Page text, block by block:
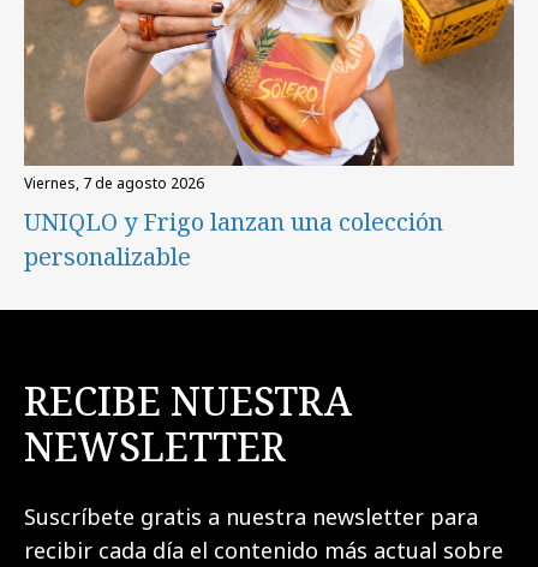
viernes, 7 de agosto 2026
UNIQLO y Frigo lanzan una colección
personalizable
RECIBE NUESTRA
NEWSLETTER
Suscríbete gratis a nuestra newsletter para
recibir cada día el contenido más actual sobre